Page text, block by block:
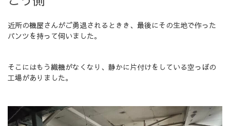
近所の機屋さんがご勇退されるときき、最後にその生地で作った
パンツを持って伺いました。
そこにはもう織機がなくなり、静かに片付けをしている空っぽの
工場がありました。